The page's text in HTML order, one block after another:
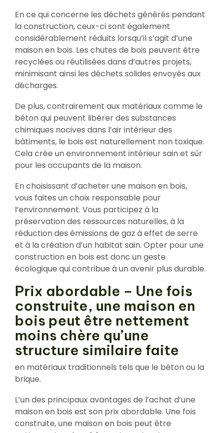
En ce qui concerne les déchets générés pendant
la construction, ceux-ci sont également
considérablement réduits lorsqu’il s’agit d’une
maison en bois. Les chutes de bois peuvent être
recyclées ou réutilisées dans d’autres projets,
minimisant ainsi les déchets solides envoyés aux
décharges.
De plus, contrairement aux matériaux comme le
béton qui peuvent libérer des substances
chimiques nocives dans l’air intérieur des
bâtiments, le bois est naturellement non toxique.
Cela crée un environnement intérieur sain et sûr
pour les occupants de la maison.
En choisissant d’acheter une maison en bois,
vous faites un choix responsable pour
l’environnement. Vous participez à la
préservation des ressources naturelles, à la
réduction des émissions de gaz à effet de serre
et à la création d’un habitat sain. Opter pour une
construction en bois est donc un geste
écologique qui contribue à un avenir plus durable.
Prix abordable – Une fois
construite, une maison en
bois peut être nettement
moins chère qu’une
structure similaire faite
en matériaux traditionnels tels que le béton ou la
brique.
L’un des principaux avantages de l’achat d’une
maison en bois est son prix abordable. Une fois
construite, une maison en bois peut être